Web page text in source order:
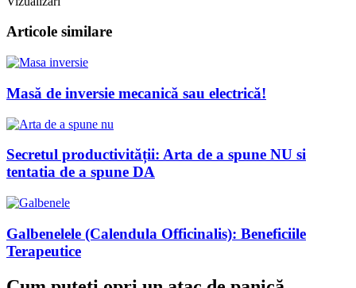
Articole similare
Masă de inversie mecanică sau electrică!
Secretul productivității: Arta de a spune NU si
tentatia de a spune DA
Galbenelele (Calendula Officinalis): Beneficiile
Terapeutice